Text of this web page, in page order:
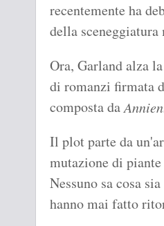
recentemente ha
della sceneggiatura
Ora, Garland alza
di romanzi firmata
composta da
Il plot parte da
mutazione di
Nessuno sa cosa
hanno mai fatto